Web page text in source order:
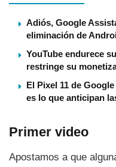
Adiós, Google
eliminación de
YouTube endurece
restringe su
El Pixel 11 de
es lo que anticipan
Primer video
Apostamos a que